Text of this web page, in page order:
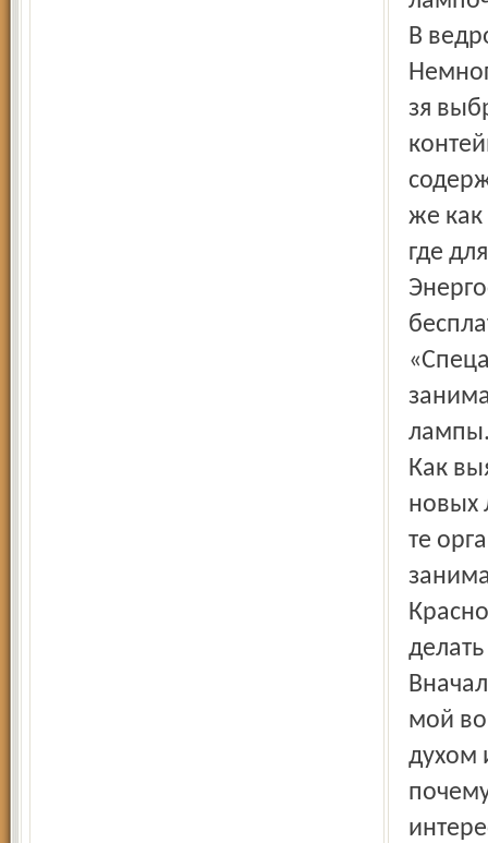
В
зя
же как
где
Как
новых
те
мой
духом